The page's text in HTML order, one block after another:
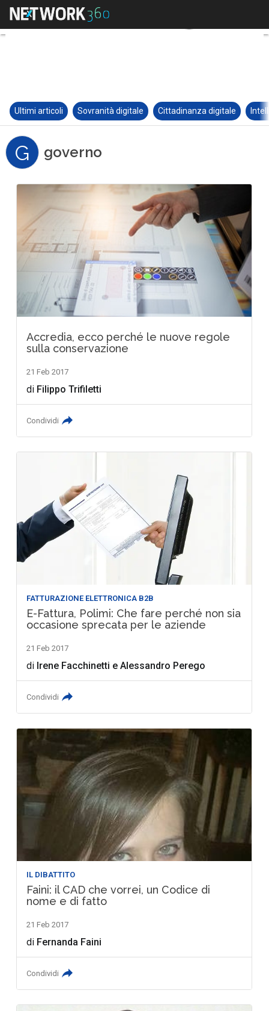
Ultimi articoli Sovranità digitale Cittadinanza digitale
G governo
Accredia, ecco perché le nuove regole
sulla conservazione
21 Feb 2017
di Filippo Trifiletti
Condividi
FATTURAZIONE ELETTRONICA B2B
E-Fattura, Polimi: Che fare perché non sia
occasione sprecata per le aziende
21 Feb 2017
di Irene Facchinetti eAlessandro Perego
Condividi
IL DIBATTITO
Faini: il CAD che vorrei, un Codice di
nome e di fatto
21 Feb 2017
di Fernanda Faini
Condividi